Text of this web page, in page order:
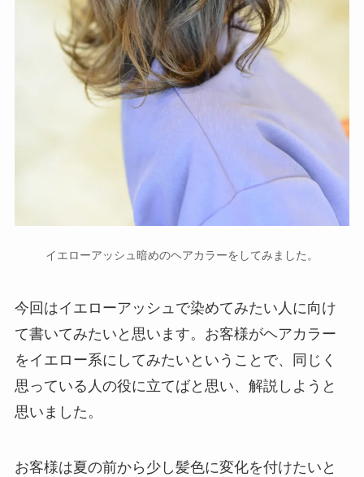
イエローアッシュ暗めのヘアカラーをしてみました。
今回はイエローアッシュで染めてみたい人に向け
て書いてみたいと思います。お客様がヘアカラー
をイエロー系にしてみたいということで、同じく
思っている人の役に立てばと思い、解説しようと
思いました。
お客様は夏の前から少し髪色に変化を付けたいと